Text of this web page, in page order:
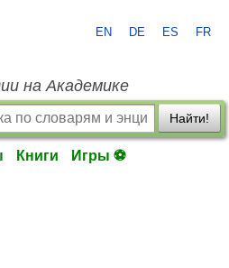
EN DE ES FR
на Академике
Найти!
Книги Игры ⚽